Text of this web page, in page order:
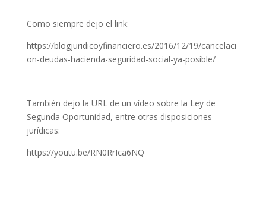
Como siempre dejo el link:
https://blogjuridicoyfinanciero.es/2016/12/19/cancelaci
on-deudas-hacienda-seguridad-social-ya-posible/
También dejo la URL de un vídeo sobre la Ley de
Segunda Oportunidad, entre otras disposiciones
jurídicas:
https://youtu.be/RN0RrIca6NQ